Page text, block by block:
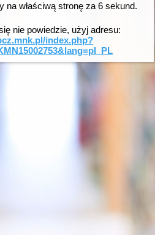
na właściwą stronę za 6sekund.
nie powiedzie, użyj adresu:
index.php?